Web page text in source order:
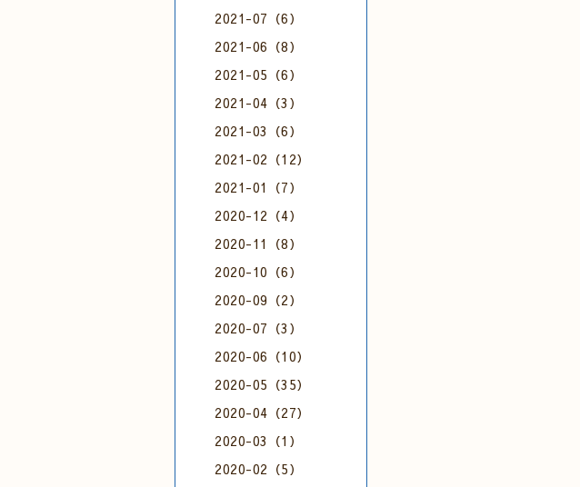
2021-07（6）
2021-06（8）
2021-05（6）
2021-04（3）
2021-03（6）
2021-02（12）
2021-01（7）
2020-12（4）
2020-11（8）
2020-10（6）
2020-09（2）
2020-07（3）
2020-06（10）
2020-05（35）
2020-04（27）
2020-03（1）
2020-02（5）